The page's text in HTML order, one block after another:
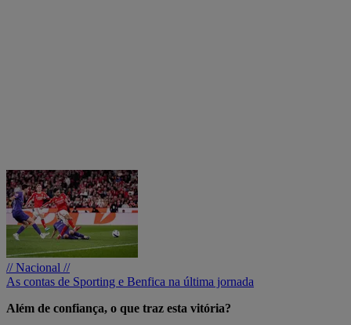
// Nacional //
As contas de Sporting e Benfica na última jornada
Além de confiança, o que traz esta vitória?